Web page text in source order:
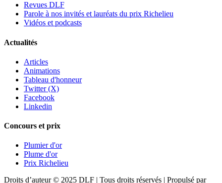
Revues DLF
Parole à nos invités et lauréats du prix Richelieu
Vidéos et podcasts
Actualités
Articles
Animations
Tableau d'honneur
Twitter (X)
Facebook
Linkedin
Concours et prix
Plumier d'or
Plume d'or
Prix Richelieu
Droits d’auteur © 2025 DLF | Tous droits réservés | Propulsé par